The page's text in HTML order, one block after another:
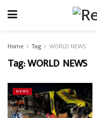
Home Tag WORLD NEWS
Tag:WORLD NEWS
NEWS